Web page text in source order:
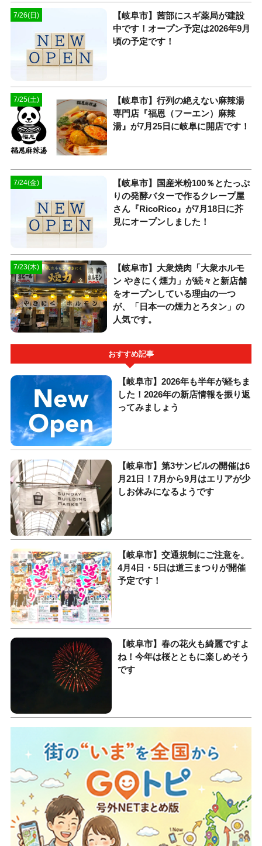
7/26(日)
【岐阜市】茜部にスギ薬局が建設
中です！オープン予定は2026年9月
頃の予定です！
7/25(土)
【岐阜市】行列の絶えない麻辣湯
専門店『福恩（フーエン）麻辣
湯』が7月25日に岐阜に開店です！
7/24(金)
【岐阜市】国産米粉100％とたっぷ
りの発酵バターで作るクレープ屋
さん『RicoRico』が7月18日に芥
見にオープンしました！
7/23(木)
【岐阜市】大衆焼肉「大衆ホルモ
ン やきにく煙力」が続々と新店舗
をオープンしている理由の一つ
が、「日本一の煙力とろタン」の
人気です。
おすすめ記事
【岐阜市】2026年も半年が経ちま
した！2026年の新店情報を振り返
ってみましょう
【岐阜市】第3サンビルの開催は6
月21日！7月から9月はエリアが少
しお休みになるようです
【岐阜市】交通規制にご注意を。
4月4日・5日は道三まつりが開催
予定です！
【岐阜市】春の花火も綺麗ですよ
ね！今年は桜とともに楽しめそう
です